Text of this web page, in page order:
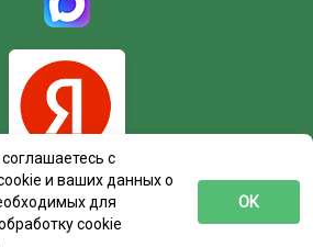
с
и ваших данных о
для
cookie
ОК